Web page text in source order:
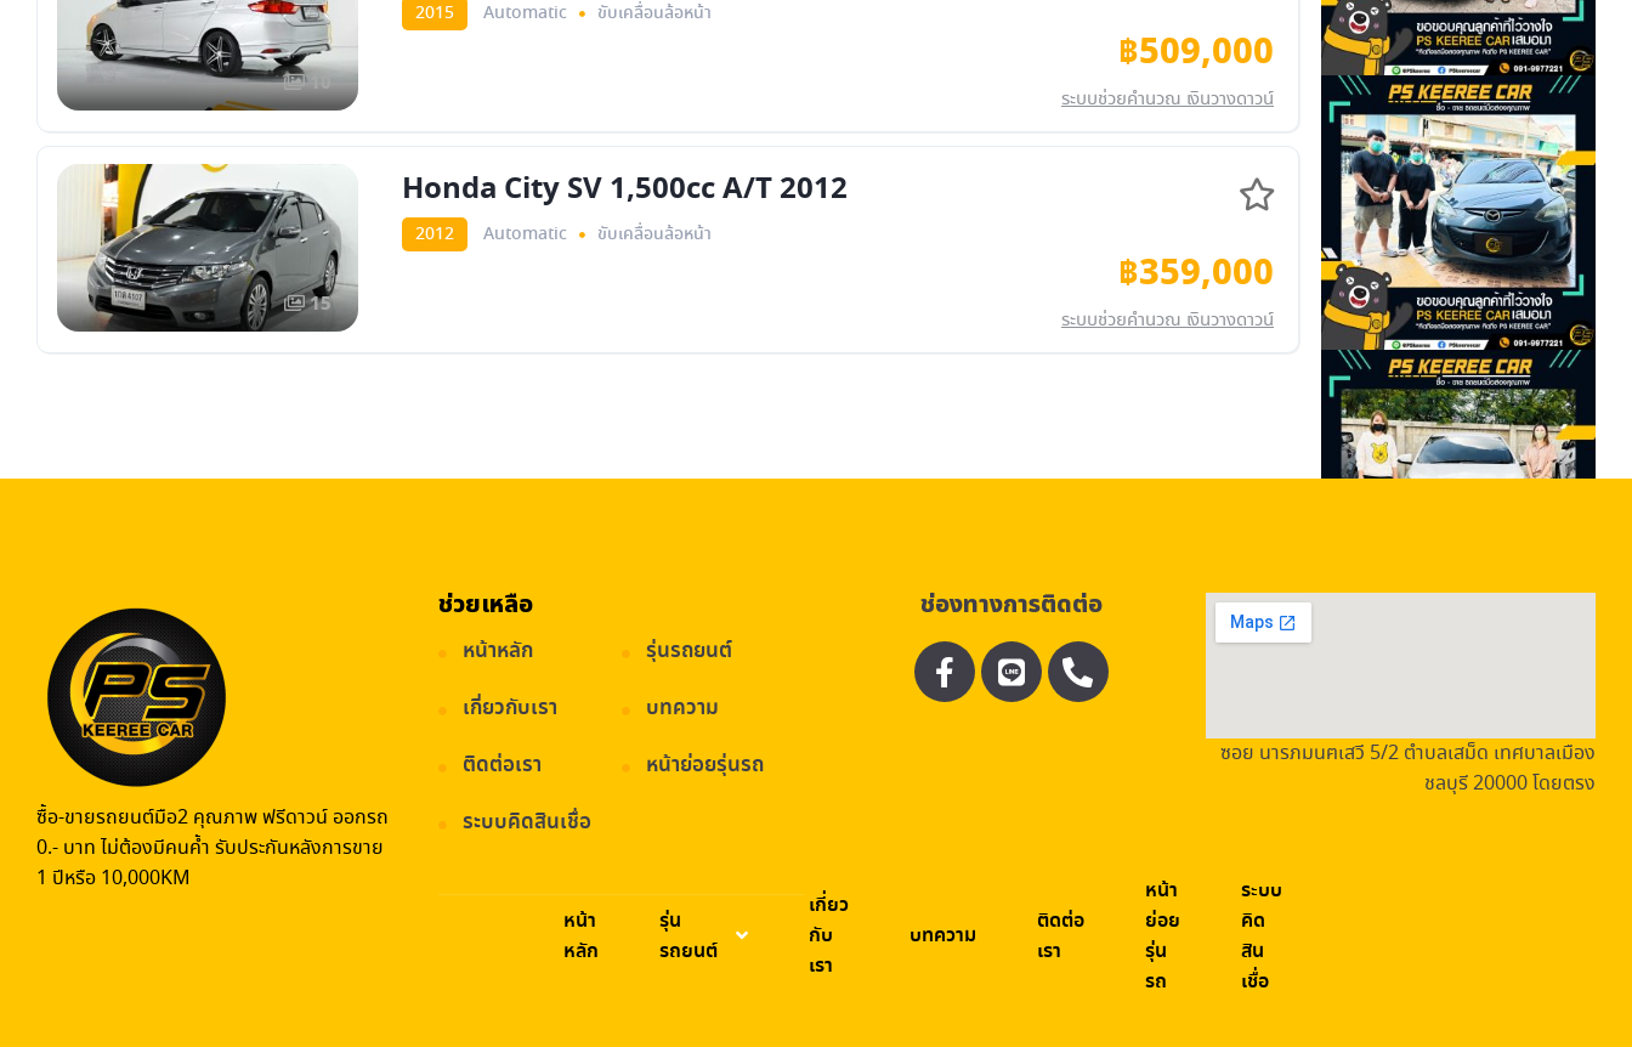
10
2015 Automatic ขับเคลื่อนล้อหน้า
฿509,000
ระบบช่วยคำนวณ เงินวางดาวน์
15
Honda City SV 1,500cc A/T 2012
2012 Automatic ขับเคลื่อนล้อหน้า
฿359,000
ระบบช่วยคำนวณ เงินวางดาวน์
ซื้อ-ขายรถยนต์มือ2 คุณภาพ ฟรีดาวน์ ออกรถ
0.- บาท ไม่ต้องมีคนค้ำ รับประกันหลังการขาย
1 ปีหรือ 10,000KM
ช่วยเหลือ
หน้าหลัก
รุ่นรถยนต์
เกี่ยวกับเรา
บทความ
ติดต่อเรา
หน้าย่อยรุ่นรถ
ระบบคิดสินเชื่อ
หน้า
หลัก
รุ่น
รถยนต์
เกี่ยว
กับ
เรา
บทความ
ติดต่อ
เรา
หน้า
ย่อย
รุ่น
รถ
ระบบ
คิด
สิน
เชื่อ
ช่องทางการติดต่อ
ซอย นารภมนฅเสวี 5/2 ตำบลเสม็ด เทศบาลเมือง
ชลบุรี 20000 โดยตรง